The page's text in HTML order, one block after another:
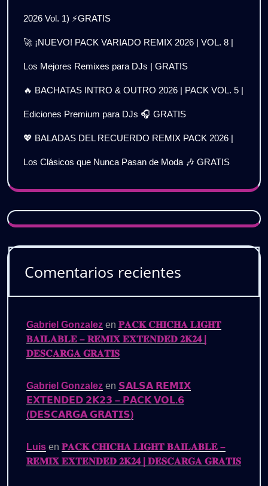
2026 Vol. 1) ⚡GRATIS
🚀 ¡NUEVO! PACK VARIADO REMIX 2026 | VOL. 8 |
Los Mejores Remixes para DJs | GRATIS
🔥 BACHATAS INTRO & OUTRO 2026 | PACK VOL. 5 |
Ediciones Premium para DJs 🎧 GRATIS
💖 BALADAS DEL RECUERDO REMIX PACK 2026 |
Los Clásicos que Nunca Pasan de Moda 🎶 GRATIS
Comentarios recientes
Gabriel Gonzalez en 𝐏𝐀𝐂𝐊 𝐂𝐇𝐈𝐂𝐇𝐀 𝐋𝐈𝐆𝐇𝐓
𝐁𝐀𝐈𝐋𝐀𝐁𝐋𝐄 – 𝐑𝐄𝐌𝐈𝐗 𝐄𝐗𝐓𝐄𝐍𝐃𝐄𝐃 𝟐𝐊𝟐𝟒 |
𝐃𝐄𝐒𝐂𝐀𝐑𝐆𝐀 𝐆𝐑𝐀𝐓𝐈𝐒
Gabriel Gonzalez en 𝗦𝗔𝗟𝗦𝗔 𝗥𝗘𝗠𝗜𝗫
𝗘𝗫𝗧𝗘𝗡𝗗𝗘𝗗 𝟮𝗞𝟮𝟯 – 𝗣𝗔𝗖𝗞 𝗩𝗢𝗟.𝟲
(𝗗𝗘𝗦𝗖𝗔𝗥𝗚𝗔 𝗚𝗥𝗔𝗧𝗜𝗦)
Luis en 𝐏𝐀𝐂𝐊 𝐂𝐇𝐈𝐂𝐇𝐀 𝐋𝐈𝐆𝐇𝐓 𝐁𝐀𝐈𝐋𝐀𝐁𝐋𝐄 –
𝐑𝐄𝐌𝐈𝐗 𝐄𝐗𝐓𝐄𝐍𝐃𝐄𝐃 𝟐𝐊𝟐𝟒 | 𝐃𝐄𝐒𝐂𝐀𝐑𝐆𝐀 𝐆𝐑𝐀𝐓𝐈𝐒